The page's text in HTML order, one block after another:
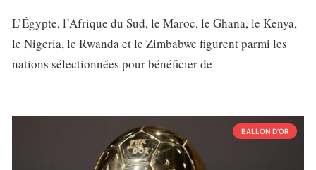
L’Égypte, l’Afrique du Sud, le Maroc, le Ghana, le Kenya,
le Nigeria, le Rwanda et le Zimbabwe figurent parmi les
nations sélectionnées pour bénéficier de
BALLON D'OR